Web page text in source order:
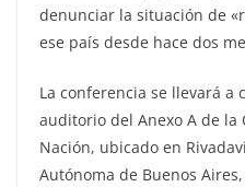
denunciar la situación de
ese país desde hace dos
La conferencia se llevará a
auditorio del Anexo A de la
Nación, ubicado en
Autónoma de Buenos